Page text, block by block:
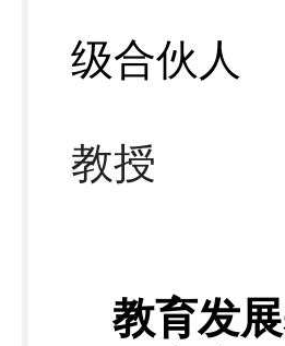
级合伙人
教授
教育发